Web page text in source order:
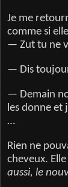
Je me
comme si
— Zut tu ne
— Dis
— Demain
les donne et
…
Rien ne
cheveux.
aussi, le